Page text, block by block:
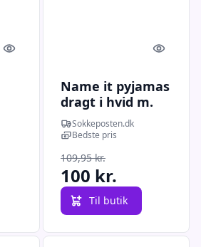
Quick look Quick
Name it pyjamas
dragt i hvid m.
fodbolde til børn
Sokkeposten.dk
Bedste pris
109,95 kr.
100 kr.
Til butik